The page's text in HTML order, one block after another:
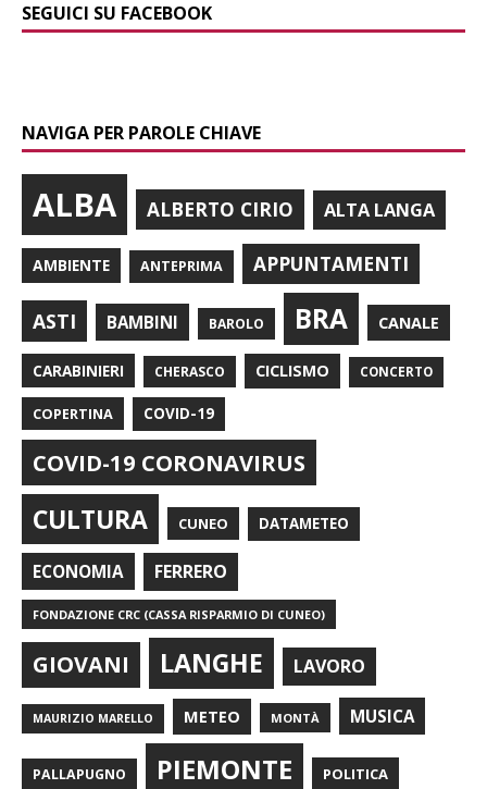
SEGUICI SU FACEBOOK
NAVIGA PER PAROLE CHIAVE
ALBA ALBERTO CIRIO ALTA LANGA
AMBIENTE ANTEPRIMA APPUNTAMENTI
ASTI BAMBINI BAROLO BRA CANALE
CARABINIERI CHERASCO CICLISMO CONCERTO
COPERTINA COVID-19
COVID-19 CORONAVIRUS
CULTURA CUNEO DATAMETEO
ECONOMIA FERRERO
FONDAZIONE CRC (CASSA RISPARMIO DI CUNEO)
GIOVANI LANGHE LAVORO
MAURIZIO MARELLO METEO MONTÀ MUSICA
PALLAPUGNO PIEMONTE POLITICA